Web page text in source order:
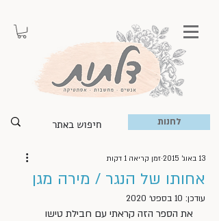
לחנות
אחותו של הנגר / מירה מגן
13 באוג׳ 2015 זמן קריאה 1 דקות
עודכן: 10 בספט׳ 2020
את הספר הזה קראתי עם חבילת טישו